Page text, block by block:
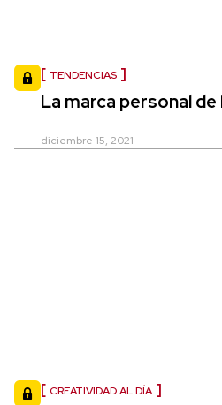
TENDENCIAS
La marca personal
diciembre 15, 2021
CREATIVIDAD AL DÍA